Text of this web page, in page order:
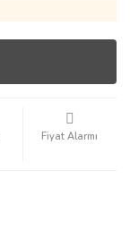
Fiyat Alarmı